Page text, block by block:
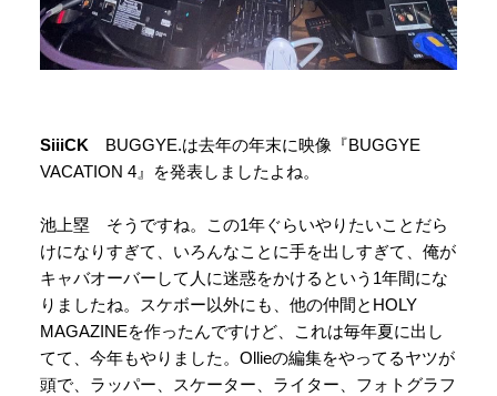
SiiiCK BUGGYE.は去年の年末に映像『BUGGYE
VACATION 4』を発表しましたよね。
池上塁 そうですね。この1年ぐらいやりたいことだら
けになりすぎて、いろんなことに手を出しすぎて、俺が
キャバオーバーして人に迷惑をかけるという1年間にな
りましたね。スケボー以外にも、他の仲間とHOLY
MAGAZINEを作ったんですけど、これは毎年夏に出し
てて、今年もやりました。Ollieの編集をやってるヤツが
頭で、ラッパー、スケーター、ライター、フォトグラフ